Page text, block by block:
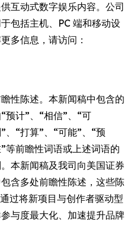
互动式数字娱乐内容。公司
包括主机、PC 端和移动设
多信息，请访问：
性陈述。本新闻稿中包含的
预计”、“相信”、“可
、“打算”、“可能”、“预
等前瞻性词语或上述词语的
本新闻稿及我司向美国证券
含多处前瞻性陈述，这些陈
过将新项目与创作者驱动型
与度最大化、加速提升品牌